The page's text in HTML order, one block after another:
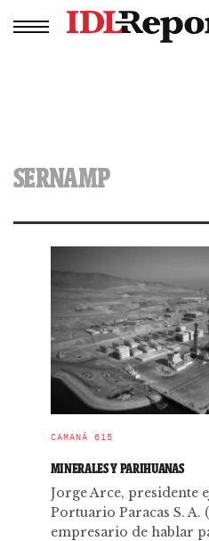
SERNAMP
CAMANÁ 615
MINERALES Y PARIHUANAS
Jorge Arce, presidente
Portuario Paracas S. A.
empresario de hablar